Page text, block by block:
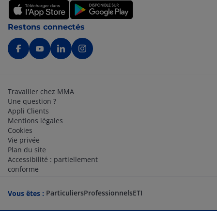
Restons connectés
Travailler chez MMA
Une question ?
Appli Clients
Mentions légales
Cookies
Vie privée
Plan du site
Accessibilité : partiellement
conforme
Vous êtes : ParticuliersProfessionnelsETI